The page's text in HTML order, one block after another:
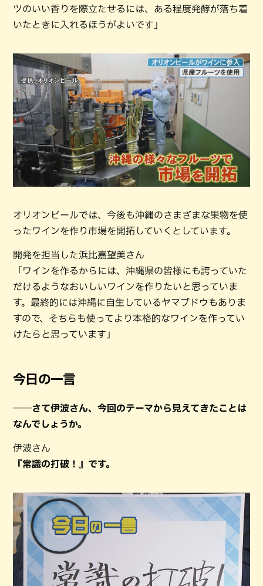
ツのいい香りを際立たせるには、ある程度発酵が落ち着
いたときに入れるほうがよいです」
オリオンビールでは、今後も沖縄のさまざまな果物を使
ったワインを作り市場を開拓していくとしています。
開発を担当した浜比嘉望美さん
「ワインを作るからには、沖縄県の皆様にも誇っていた
だけるようなおいしいワインを作りたいと思っていま
す。最終的には沖縄に自生しているヤマブドウもありま
すので、そちらも使ってより本格的なワインを作ってい
けたらと思っています」
今日の一言
──さて伊波さん、今回のテーマから見えてきたことは
なんでしょうか。
伊波さん
『常識の打破！』です。